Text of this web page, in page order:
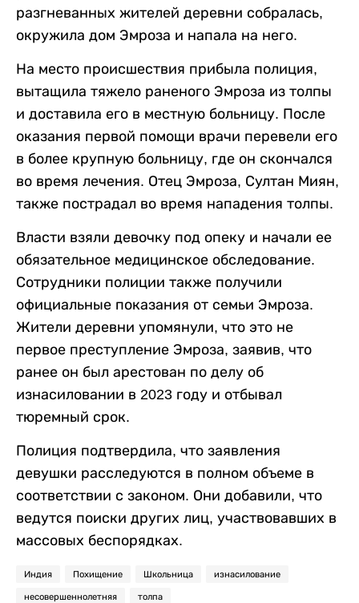
разгневанных жителей деревни собралась,
окружила дом Эмроза и напала на него.
На место происшествия прибыла полиция,
вытащила тяжело раненого Эмроза из толпы
и доставила его в местную больницу. После
оказания первой помощи врачи перевели его
в более крупную больницу, где он скончался
во время лечения. Отец Эмроза, Султан Миян,
также пострадал во время нападения толпы.
Власти взяли девочку под опеку и начали ее
обязательное медицинское обследование.
Сотрудники полиции также получили
официальные показания от семьи Эмроза.
Жители деревни упомянули, что это не
первое преступление Эмроза, заявив, что
ранее он был арестован по делу об
изнасиловании в 2023 году и отбывал
тюремный срок.
Полиция подтвердила, что заявления
девушки расследуются в полном объеме в
соответствии с законом. Они добавили, что
ведутся поиски других лиц, участвовавших в
массовых беспорядках.
Индия Похищение Школьница изнасилование
несовершеннолетняя толпа